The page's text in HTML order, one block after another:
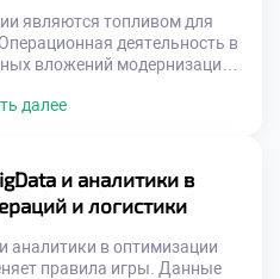
являются топливом для
деятельность в
вложений модернизация
и стратегически
для специалиста.
значительных средств на
Конкуренция заставляет
далее
и аналитики в
и логистики
аналитики в оптимизации
правила игры. Данные